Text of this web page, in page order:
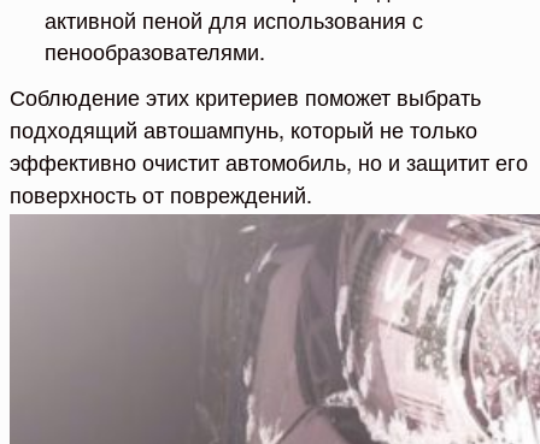
активной пеной для использования с
пенообразователями.
Соблюдение этих критериев поможет выбрать
подходящий автошампунь, который не только
эффективно очистит автомобиль, но и защитит его
поверхность от повреждений.